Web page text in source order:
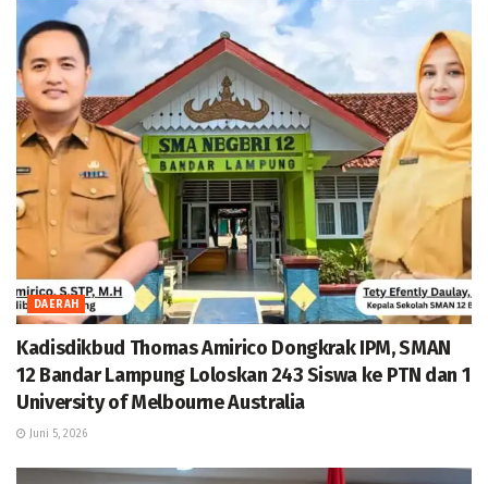
DAERAH
Kadisdikbud Thomas Amirico Dongkrak IPM, SMAN
12 Bandar Lampung Loloskan 243 Siswa ke PTN dan 1
University of Melbourne Australia
Juni 5, 2026